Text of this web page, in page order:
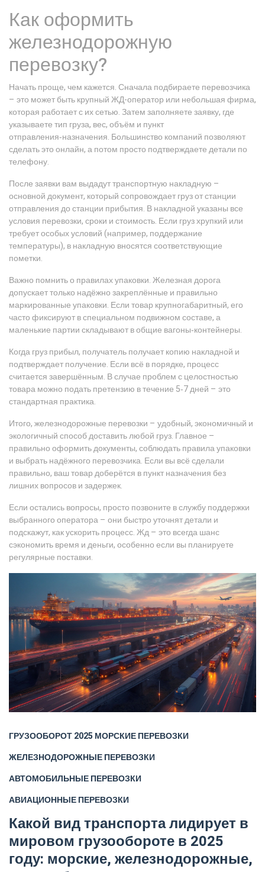
Как оформить
железнодорожную
перевозку?
Начать проще, чем кажется. Сначала подбираете перевозчика
– это может быть крупный ЖД-оператор или небольшая фирма,
которая работает с их сетью. Затем заполняете заявку, где
указываете тип груза, вес, объём и пункт
отправления‑назначения. Большинство компаний позволяют
сделать это онлайн, а потом просто подтверждаете детали по
телефону.
После заявки вам выдадут транспортную накладную –
основной документ, который сопровождает груз от станции
отправления до станции прибытия. В накладной указаны все
условия перевозки, сроки и стоимость. Если груз хрупкий или
требует особых условий (например, поддержание
температуры), в накладную вносятся соответствующие
пометки.
Важно помнить о правилах упаковки. Железная дорога
допускает только надёжно закреплённые и правильно
маркированные упаковки. Если товар крупногабаритный, его
часто фиксируют в специальном подвижном составе, а
маленькие партии складывают в общие вагоны‑контейнеры.
Когда груз прибыл, получатель получает копию накладной и
подтверждает получение. Если всё в порядке, процесс
считается завершённым. В случае проблем с целостностью
товара можно подать претензию в течение 5‑7 дней – это
стандартная практика.
Итого, железнодорожные перевозки – удобный, экономичный и
экологичный способ доставить любой груз. Главное –
правильно оформить документы, соблюдать правила упаковки
и выбрать надёжного перевозчика. Если вы всё сделали
правильно, ваш товар доберётся в пункт назначения без
лишних вопросов и задержек.
Если остались вопросы, просто позвоните в службу поддержки
выбранного оператора – они быстро уточнят детали и
подскажут, как ускорить процесс. Жд – это всегда шанс
сэкономить время и деньги, особенно если вы планируете
регулярные поставки.
ГРУЗООБОРОТ 2025 МОРСКИЕ ПЕРЕВОЗКИ
ЖЕЛЕЗНОДОРОЖНЫЕ ПЕРЕВОЗКИ
АВТОМОБИЛЬНЫЕ ПЕРЕВОЗКИ
АВИАЦИОННЫЕ ПЕРЕВОЗКИ
Какой вид транспорта лидирует в
мировом грузообороте в 2025
году: морские, железнодорожные,